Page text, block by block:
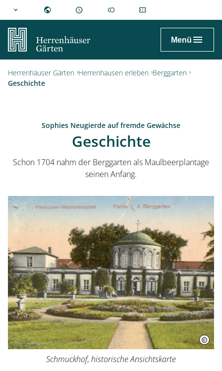
Menü
hannover.de
Herrenhäuser Gärten Herrenhausen erleben Berggarten
Geschichte
Sophies Neugierde auf fremde Gewächse
Geschichte
Schon 1704 nahm der Berggarten als Maulbeerplantage
seinen Anfang.
Schmuckhof, historische Ansichtskarte